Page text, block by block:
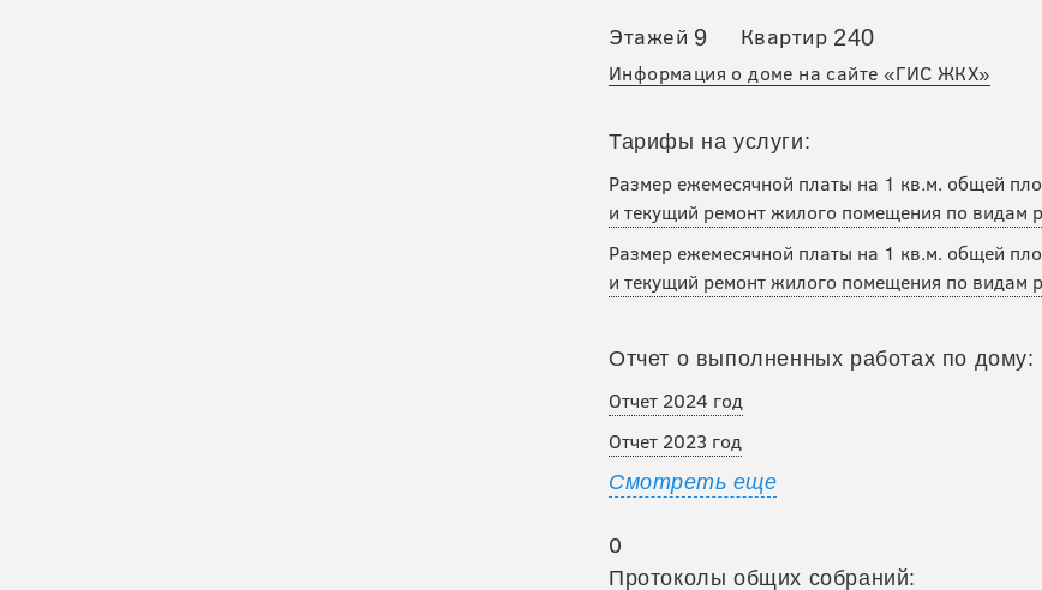
Этажей 9 Квартир 240
Информация о доме на сайте «ГИС ЖКХ»
Тарифы на услуги:
Размер ежемесячной платы на 1 кв.м. общей
и текущий ремонт жилого помещения по видам
Размер ежемесячной платы на 1 кв.м. общей
и текущий ремонт жилого помещения по видам
Отчет о выполненных работах по дому:
Отчет 2024 год
Отчет 2023 год
Смотреть еще
0
Протоколы общих собраний: